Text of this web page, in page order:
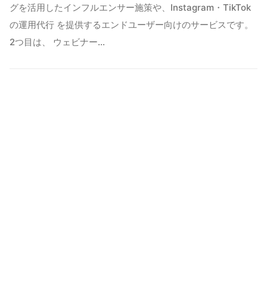
グを活用したインフルエンサー施策や、Instagram・TikTok
の運用代行 を提供するエンドユーザー向けのサービスです。
2つ目は、 ウェビナー…